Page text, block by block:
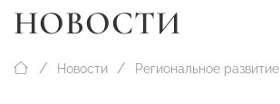
НОВОСТИ
Новости Региональное развитие